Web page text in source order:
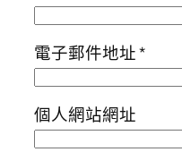
電子郵件地址*
個人網站網址